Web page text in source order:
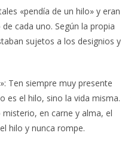
«pendía de un hilo» y eran
cada uno. Según la propia
sujetos a los designios y
Ten siempre muy presente
es el hilo, sino la vida misma.
en carne y alma, el
hilo y nunca rompe.